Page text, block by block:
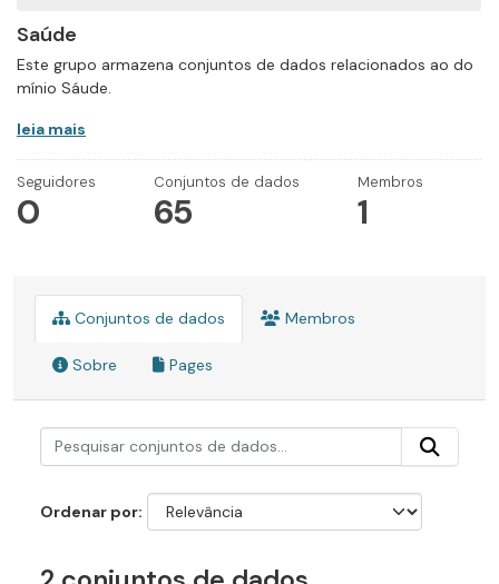
Saúde
Este grupo armazena conjuntos de dados relacionados ao do
mínio Sáude.
leia mais
Seguidores
0
Conjuntos de dados
65
Membros
1
Conjuntos de dados Membros
Sobre Pages
Ordenar por